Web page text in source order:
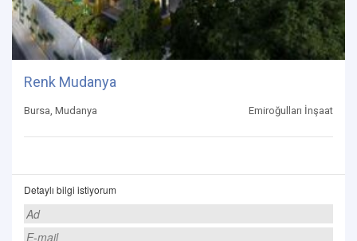
Renk Mudanya
Bursa, Mudanya Emiroğulları İnşaat
Detaylı bilgi istiyorum